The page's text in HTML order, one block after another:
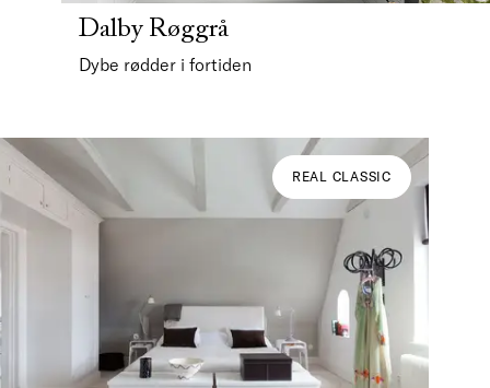
Dalby Røggrå
Dybe rødder i fortiden
REAL CLASSIC